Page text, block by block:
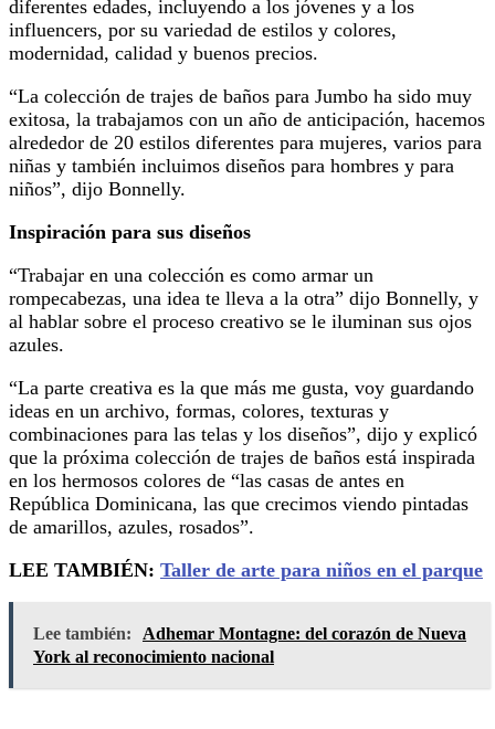
diferentes edades, incluyendo a los jóvenes y a los
influencers, por su variedad de estilos y colores,
modernidad, calidad y buenos precios.
“La colección de trajes de baños para Jumbo ha sido muy
exitosa, la trabajamos con un año de anticipación, hacemos
alrededor de 20 estilos diferentes para mujeres, varios para
niñas y también incluimos diseños para hombres y para
niños”, dijo Bonnelly.
Inspiración para sus diseños
“Trabajar en una colección es como armar un
rompecabezas, una idea te lleva a la otra” dijo Bonnelly, y
al hablar sobre el proceso creativo se le iluminan sus ojos
azules.
“La parte creativa es la que más me gusta, voy guardando
ideas en un archivo, formas, colores, texturas y
combinaciones para las telas y los diseños”, dijo y explicó
que la próxima colección de trajes de baños está inspirada
en los hermosos colores de “las casas de antes en
República Dominicana, las que crecimos viendo pintadas
de amarillos, azules, rosados”.
LEE TAMBIÉN: Taller de arte para niños en el parque
Lee también:
Adhemar Montagne: del corazón de Nueva
York al reconocimiento nacional